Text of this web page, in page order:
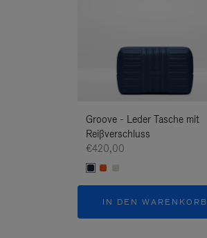
Groove - Leder Tasche mit
Reißverschluss
€420,00
IN DEN WARENKORB